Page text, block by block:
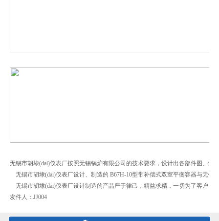
无锡市胡埭(dai)仪表厂按照无锡锅炉有限公司的技术要求，设计出各部件图、
无锡市胡埭(dai)仪表厂设计、制造的 B67H-10型带补偿式双室平衡容器与无锡
无锡市胡埭(dai)仪表厂设计制造的产品严于律己，精益求精，一切为了客户：
发件人：JJ004